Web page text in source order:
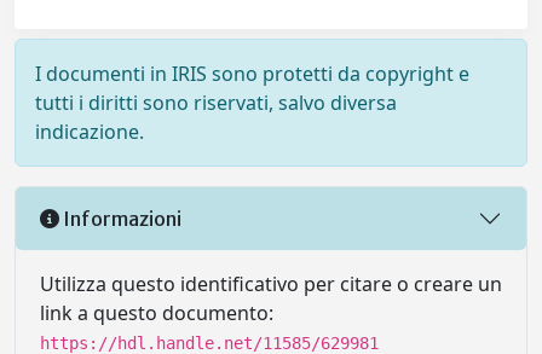
I documenti in IRIS sono protetti da copyright e
tutti i diritti sono riservati, salvo diversa
indicazione.
Informazioni
Utilizza questo identificativo per citare o creare un
link a questo documento:
https://hdl.handle.net/11585/629981